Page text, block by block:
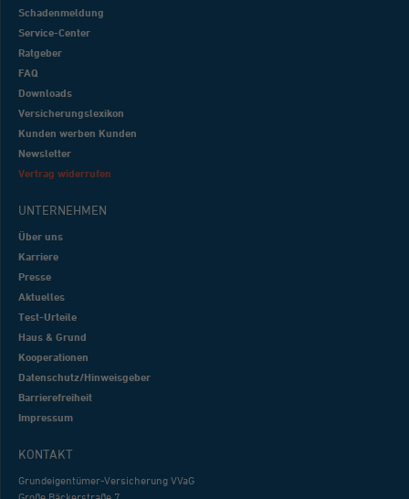
Schadenmeldung
Service-Center
Ratgeber
FAQ
Downloads
Versicherungslexikon
Kunden werben Kunden
Newsletter
Vertrag widerrufen
UNTERNEHMEN
Über uns
Karriere
Presse
Aktuelles
Test-Urteile
Haus & Grund
Kooperationen
Datenschutz/Hinweisgeber
Barrierefreiheit
Impressum
KONTAKT
Grundeigentümer-Versicherung VVaG